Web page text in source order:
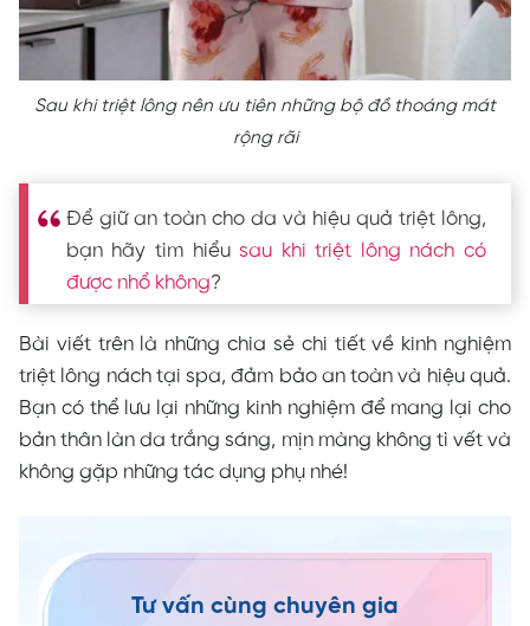
Sau khi triệt lông nên ưu tiên những bộ đồ thoáng mát
rộng rãi
Để giữ an toàn cho da và hiệu quả triệt lông,
bạn hãy tìm hiểusau khi triệt lông nách có
được nhổ không?
Bài viết trên là những chia sẻ chi tiết về kinh nghiệm
triệt lông nách tại spa, đảm bảo an toàn và hiệu quả.
Bạn có thể lưu lại những kinh nghiệm để mang lại cho
bản thân làn da trắng sáng, mịn màng không tì vết và
không gặp những tác dụng phụ nhé!
Tư vấn cùng chuyên gia